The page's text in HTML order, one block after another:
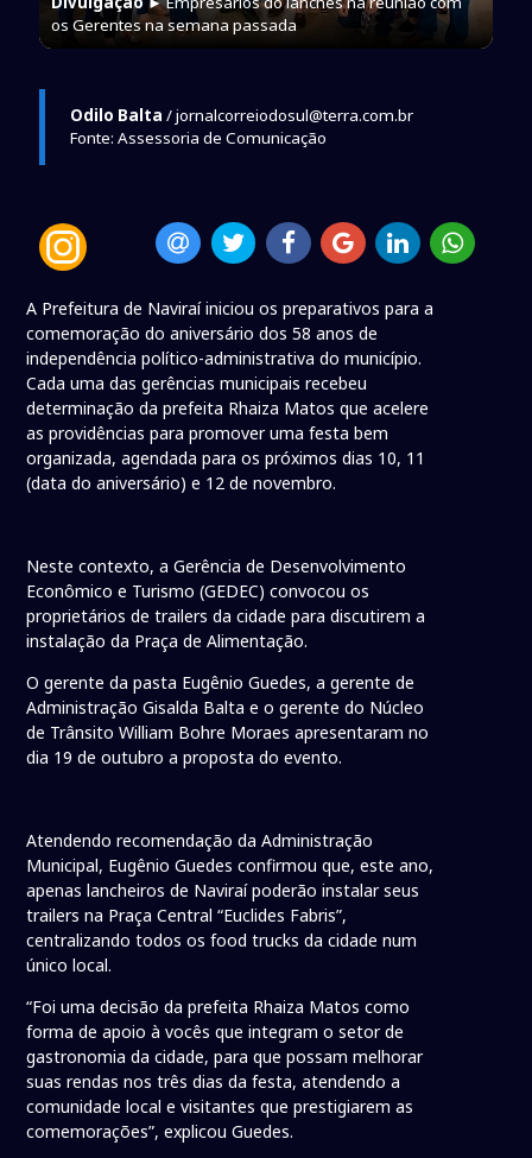
os Gerentes na semana passada
Odilo Balta / jornalcorreiodosul@terra.com.br
Fonte: Assessoria de Comunicação
A Prefeitura de Naviraí iniciou os preparativos para a
comemoração do aniversário dos 58 anos de
independência político-administrativa do município.
Cada uma das gerências municipais recebeu
determinação da prefeita Rhaiza Matos que acelere
as providências para promover uma festa bem
organizada, agendada para os próximos dias 10, 11
(data do aniversário) e 12 de novembro.
Neste contexto, a Gerência de Desenvolvimento
Econômico e Turismo (GEDEC) convocou os
proprietários de trailers da cidade para discutirem a
instalação da Praça de Alimentação.
O gerente da pasta Eugênio Guedes, a gerente de
Administração Gisalda Balta e o gerente do Núcleo
de Trânsito William Bohre Moraes apresentaram no
dia 19 de outubro a proposta do evento.
Atendendo recomendação da Administração
Municipal, Eugênio Guedes confirmou que, este ano,
apenas lancheiros de Naviraí poderão instalar seus
trailers na Praça Central “Euclides Fabris”,
centralizando todos os food trucks da cidade num
único local.
“Foi uma decisão da prefeita Rhaiza Matos como
forma de apoio à vocês que integram o setor de
gastronomia da cidade, para que possam melhorar
suas rendas nos três dias da festa, atendendo a
comunidade local e visitantes que prestigiarem as
comemorações”, explicou Guedes.